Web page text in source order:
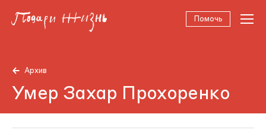
Помочь
Архив
Умер Захар Прохоренко